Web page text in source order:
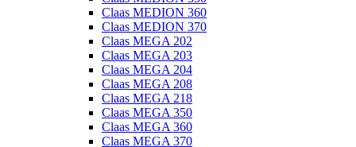
Claas MEDION 360
Claas MEDION 370
Claas MEGA 202
Claas MEGA 203
Claas MEGA 204
Claas MEGA 208
Claas MEGA 218
Claas MEGA 350
Claas MEGA 360
Claas MEGA 370